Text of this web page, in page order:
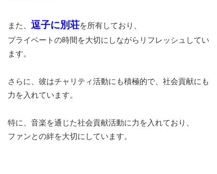
また、 逗子に別荘を所有しており、
プライベートの時間を大切にしながらリフレッシュしてい
ます。
さらに、彼はチャリティ活動にも積極的で、社会貢献にも
力を入れています。
特に、音楽を通じた社会貢献活動に力を入れており、
ファンとの絆を大切にしています。